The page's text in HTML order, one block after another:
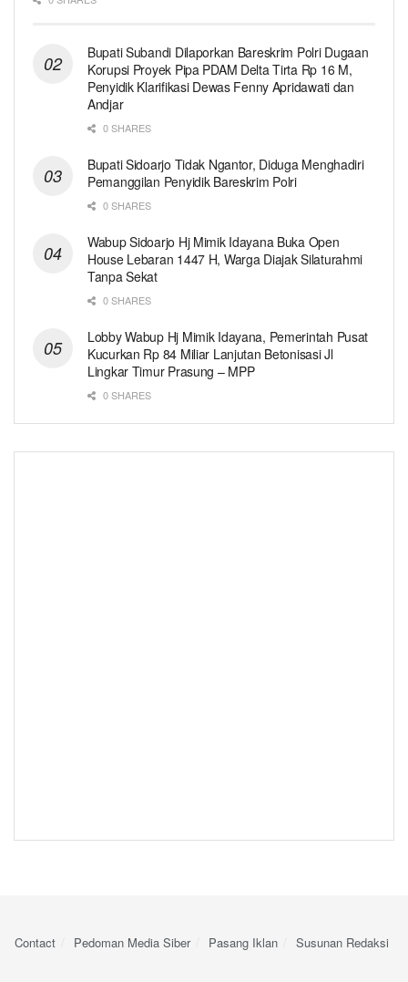
Bupati Subandi Dilaporkan Bareskrim Polri Dugaan
Korupsi Proyek Pipa PDAM Delta Tirta Rp 16 M,
Penyidik Klarifikasi Dewas Fenny Apridawati dan
Andjar
0 SHARES
Bupati Sidoarjo Tidak Ngantor, Diduga Menghadiri
Pemanggilan Penyidik Bareskrim Polri
0 SHARES
Wabup Sidoarjo Hj Mimik Idayana Buka Open
House Lebaran 1447 H, Warga Diajak Silaturahmi
Tanpa Sekat
0 SHARES
Lobby Wabup Hj Mimik Idayana, Pemerintah Pusat
Kucurkan Rp 84 Miliar Lanjutan Betonisasi Jl
Lingkar Timur Prasung – MPP
0 SHARES
Contact Pedoman Media Siber Pasang Iklan Susunan Redaksi